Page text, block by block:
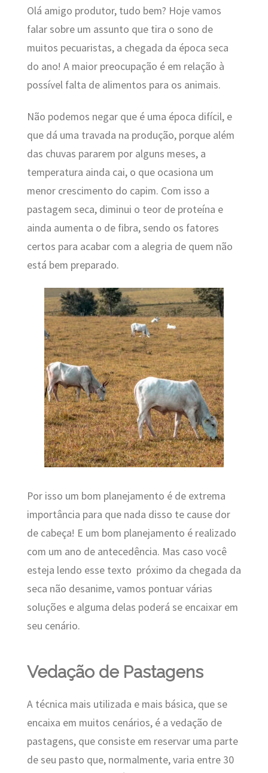
Olá amigo produtor, tudo bem? Hoje vamos
falar sobre um assunto que tira o sono de
muitos pecuaristas, a chegada da época seca
do ano! A maior preocupação é em relação à
possível falta de alimentos para os animais.
Não podemos negar que é uma época difícil, e
que dá uma travada na produção, porque além
das chuvas pararem por alguns meses, a
temperatura ainda cai, o que ocasiona um
menor crescimento do capim. Com isso a
pastagem seca, diminui o teor de proteína e
ainda aumenta o de fibra, sendo os fatores
certos para acabar com a alegria de quem não
está bem preparado.
Por isso um bom planejamento é de extrema
importância para que nada disso te cause dor
de cabeça! E um bom planejamento é realizado
com um ano de antecedência. Mas caso você
esteja lendo esse texto próximo da chegada da
seca não desanime, vamos pontuar várias
soluções e alguma delas poderá se encaixar em
seu cenário.
Vedação de Pastagens
A técnica mais utilizada e mais básica, que se
encaixa em muitos cenários, é a vedação de
pastagens, que consiste em reservar uma parte
de seu pasto que, normalmente, varia entre 30